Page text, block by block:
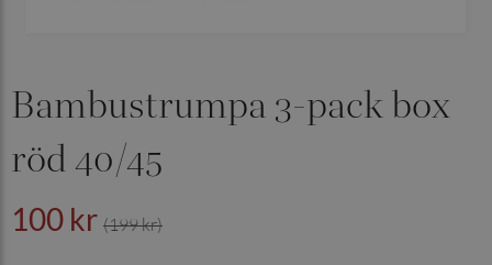
Bambustrumpa 3-pack box
röd 40/45
100 kr (199 kr)